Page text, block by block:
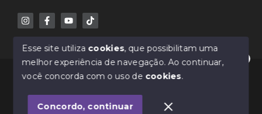
© Copyright 2026 - Avance Imóveis CRECI-SC 7362J -
SITE PARA IMOBILIARIA
Olá! Estamos disponíveis para te ajudar.
Esse site utiliza cookies, que possibilitam uma
melhor experiência de navegação.Ao continuar,
você concorda com o uso de cookies.
Concordo, continuar